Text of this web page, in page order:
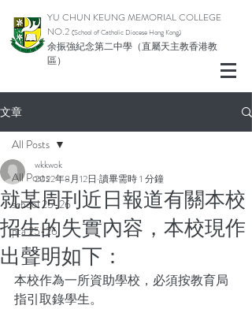
YU CHUN KEUNG MEMORIAL COLLEGE
NO.2 (School of Catholic Diocese Hong Kong)
余振強紀念第二中學（直屬天主教香港教
區）
文章
All Posts
school 25-26
pta 25-26
All Posts
就某周刊近日報道有關本校
招生的失實內容，本校現作
出聲明如下：
wkkwok
2022年8月12日 讀畢需時 1 分鐘
本校作為一所資助學校，必須按教育局
指引取錄學生。